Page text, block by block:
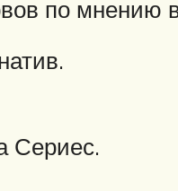
по
Сериес.